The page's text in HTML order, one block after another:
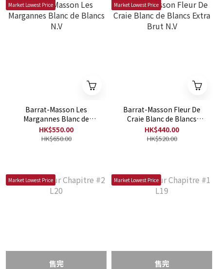
Market Lowest Price
Barrat-Masson Les
Margannes Blanc de
Blancs N.V
HK$550.00
HK$650.00
Market Lowest Price
Barrat-Masson Fleur De
Craie Blanc de Blancs
Extra Brut N.V
HK$440.00
HK$520.00
Market Lowest Price
售完
Market Lowest Price
售完